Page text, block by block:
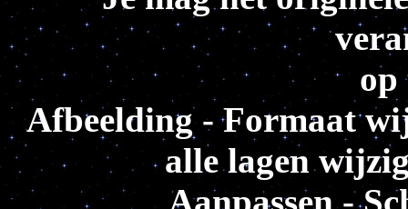
op
Afbeelding - Formaat
alle lagen